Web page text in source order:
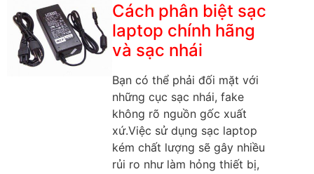
Cách phân biệt sạc
laptop chính hãng
và sạc nhái
Bạn có thể phải đối mặt với
những cục sạc nhái, fake
không rõ nguồn gốc xuất
xứ.Việc sử dụng sạc laptop
kém chất lượng sẽ gây nhiều
rủi ro như làm hỏng thiết bị,